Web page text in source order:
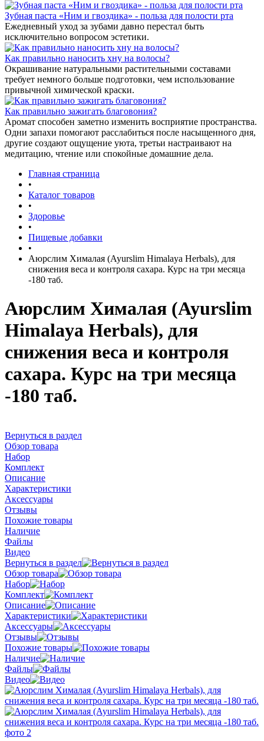
Зубная паста «Ним и гвоздика» - польза для полости рта
Ежедневный уход за зубами давно перестал быть
исключительно вопросом эстетики.
Как правильно наносить хну на волосы?
Окрашивание натуральными растительными составами
требует немного больше подготовки, чем использование
привычной химической краски.
Как правильно зажигать благовония?
Аромат способен заметно изменить восприятие пространства.
Одни запахи помогают расслабиться после насыщенного дня,
другие создают ощущение уюта, третьи настраивают на
медитацию, чтение или спокойные домашние дела.
Главная страница
•
Каталог товаров
•
Здоровье
•
Пищевые добавки
•
Аюрслим Хималая (Ayurslim Himalaya Herbals), для
снижения веса и контроля сахара. Курс на три месяца
-180 таб.
Аюрслим Хималая (Ayurslim
Himalaya Herbals), для
снижения веса и контроля
сахара. Курс на три месяца
-180 таб.
Вернуться в раздел
Обзор товара
Набор
Комплект
Описание
Характеристики
Аксессуары
Отзывы
Похожие товары
Наличие
Файлы
Видео
Вернуться в раздел
Обзор товара
Набор
Комплект
Описание
Характеристики
Аксессуары
Отзывы
Похожие товары
Наличие
Файлы
Видео